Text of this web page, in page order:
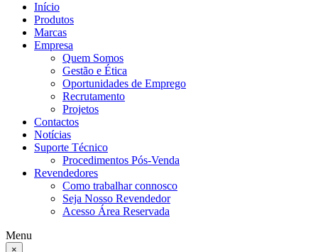
Início
Produtos
Marcas
Empresa
Quem Somos
Gestão e Ética
Oportunidades de Emprego
Recrutamento
Projetos
Contactos
Notícias
Suporte Técnico
Procedimentos Pós-Venda
Revendedores
Como trabalhar connosco
Seja Nosso Revendedor
Acesso Área Reservada
Menu
×